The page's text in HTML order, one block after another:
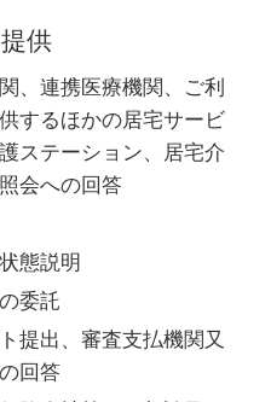
供
、連携医療機関、ご利
するほかの居宅サービ
ステーション、居宅介
会への回答
態説明
委託
提出、審査支払機関又
回答